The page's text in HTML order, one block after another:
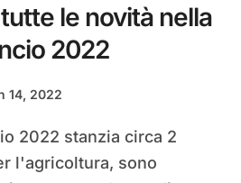
le novità nella
2022
14, 2022
l'agricoltura, sono